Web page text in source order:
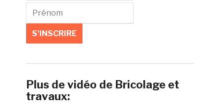
Plus de vidéo de Bricolage et
travaux: